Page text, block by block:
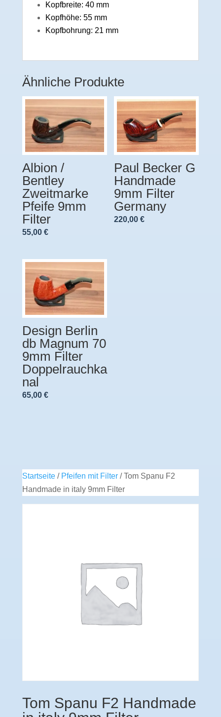
Kopfbreite: 40 mm
Kopfhöhe: 55 mm
Kopfbohrung: 21 mm
Ähnliche Produkte
Albion /
Bentley
Zweitmarke
Pfeife 9mm
Filter
55,00 €
Paul Becker G
Handmade
9mm Filter
Germany
220,00€
Design Berlin
db Magnum 70
9mm Filter
Doppelrauchka
nal
65,00 €
Startseite/ Pfeifen mit Filter/ Tom Spanu F2
Handmade in italy 9mm Filter
Tom Spanu F2 Handmade